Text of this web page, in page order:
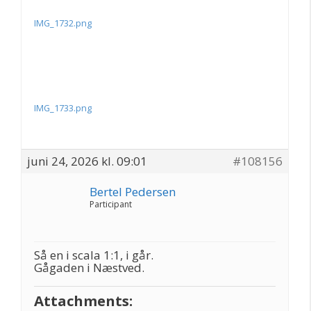
IMG_1732.png
IMG_1733.png
juni 24, 2026 kl. 09:01
#108156
Bertel Pedersen
Participant
Så en i scala 1:1, i går.
Gågaden i Næstved.
Attachments: